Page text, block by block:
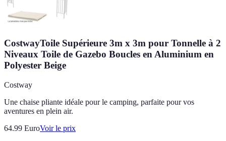
CostwayToile Supérieure 3m x 3m pour Tonnelle à 2
Niveaux Toile de Gazebo Boucles en Aluminium en
Polyester Beige
Costway
Une chaise pliante idéale pour le camping, parfaite pour vos
aventures en plein air.
64.99 EuroVoir le prix